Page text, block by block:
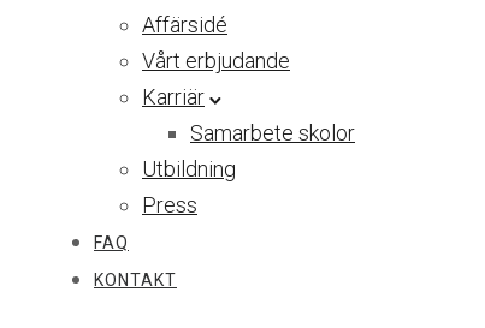
Affärsidé
Vårt erbjudande
Karriär
Samarbete skolor
Utbildning
Press
FAQ
KONTAKT